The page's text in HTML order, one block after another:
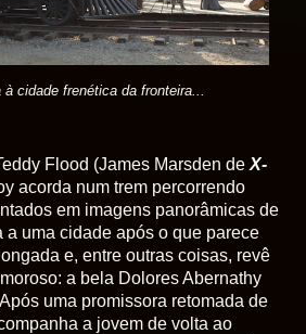
cidade frenética da fronteira...
Flood (James Marsden de X-
acorda num trem percorrendo
em imagens panorâmicas de
a uma cidade após o que parece
e, entre outras coisas, revê
a bela Dolores Abernathy
uma promissora retomada de
a jovem de volta ao